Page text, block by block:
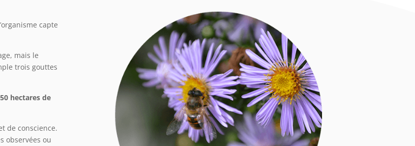
capte
mais le
trois gouttes
hectares de
de conscience.
observées ou